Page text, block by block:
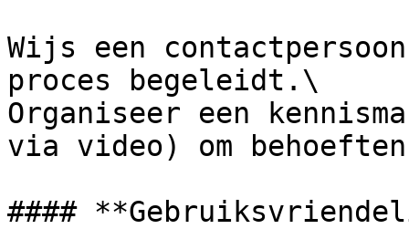
Wijs een
proces begeleidt.\
Organiseer een
via video) om
####